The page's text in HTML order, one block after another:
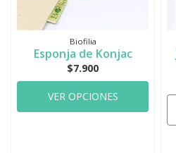
Biofilia
Esponja de Konjac
$7.900
VER OPCIONES